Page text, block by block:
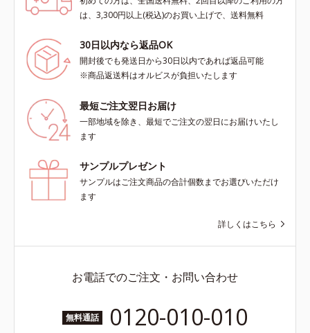
は、3,300円以上(税込)のお買い上げで、送料無料
30日以内なら返品OK
開封後でも発送日から30日以内であれば返品可能
※商品返送料はオルビスが負担いたします
最短ご注文翌日お届け
一部地域を除き、最短でご注文の翌日にお届けいたし
ます
サンプルプレゼント
サンプルはご注文商品の合計個数までお選びいただけ
ます
詳しくはこちら
お電話でのご注文・お問い合わせ
無料通話 0120-010-010